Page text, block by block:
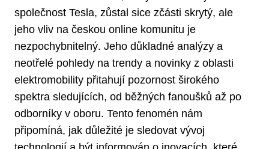
společnost Tesla, zůstal sice zčásti skrytý, ale
jeho vliv na českou online komunitu je
nezpochybnitelný. Jeho důkladné analýzy a
neotřelé pohledy na trendy a novinky z oblasti
elektromobility přitahují pozornost širokého
spektra sledujících, od běžných fanoušků až po
odborníky v oboru. Tento fenomén nám
připomíná, jak důležité je sledovat vývoj